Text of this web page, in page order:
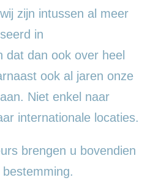
zijn intussen al meer
in
dat dan ook over heel
ook al jaren onze
Niet enkel naar
internationale locaties.
brengen u bovendien